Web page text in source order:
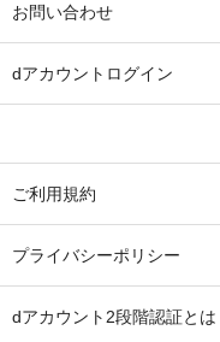
お問い合わせ
dアカウントログイン
ご利用規約
プライバシーポリシー
dアカウント2段階認証とは